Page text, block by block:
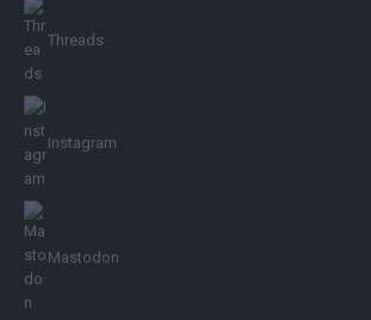
Threads
Instagram
Mastodon